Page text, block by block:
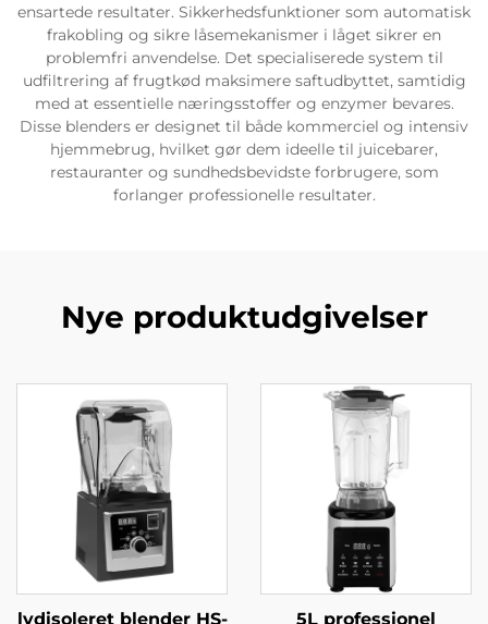
ensartede resultater. Sikkerhedsfunktioner som automatisk
frakobling og sikre låsemekanismer i låget sikrer en
problemfri anvendelse. Det specialiserede system til
udfiltrering af frugtkød maksimere saftudbyttet, samtidig
med at essentielle næringsstoffer og enzymer bevares.
Disse blenders er designet til både kommerciel og intensiv
hjemmebrug, hvilket gør dem ideelle til juicebarer,
restauranter og sundhedsbevidste forbrugere, som
forlanger professionelle resultater.
Nye produktudgivelser
lydisoleret blender HS-
5L professionel